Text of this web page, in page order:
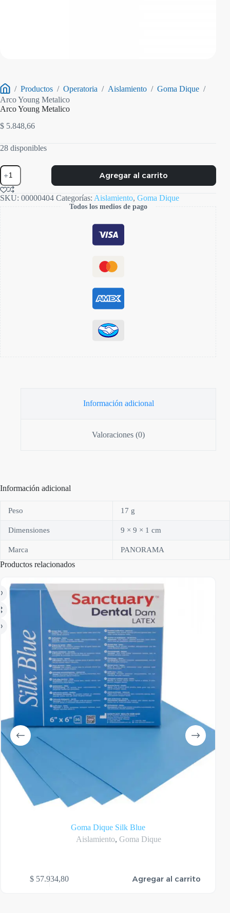
Inicio
/ Productos / Operatoria / Aislamiento / Goma Dique /
Arco Young Metalico
Arco Young Metalico
$ 5.848,66
28 disponibles
Arco
Young
Metalico
cantidad
Agregar al carrito
SKU: 00000404 Categorías: Aislamiento, Goma Dique
Todos los medios de pago
Información adicional
Valoraciones (0)
Información adicional
Peso 17 g
Dimensiones 9 × 9 × 1 cm
Marca PANORAMA
Productos relacionados
Goma Dique Silk Blue
Aislamiento, Goma Dique
$ 57.934,80 Agregar al carrito